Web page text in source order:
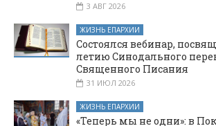
3 АВГ 2026
ЖИЗНЬ ЕПАРХИИ
Состоялся вебинар,
летию Синодального
Священного Писания
31 ИЮЛ 2026
ЖИЗНЬ ЕПАРХИИ
«Теперь мы не одни»: в